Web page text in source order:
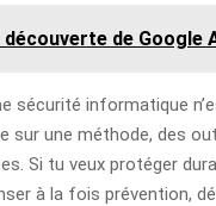
découverte de Google
sécurité informatique
sur une méthode, des
Si tu veux protéger
à la fois prévention,